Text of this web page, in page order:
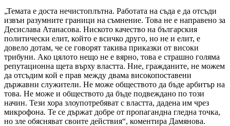
„Темата е доста нечистоплътна. Работата на съда е да отсъди
извън разумните граници на съмнение. Това не е направено за
Десислава Атанасова. Ниското качество на българския
политически елит, който е всичко друго, но не и елит, е
довело дотам, че се говорят такива приказки от високи
трибуни. Ако цялото нещо не е вярно, това е страшно голяма
репутационна щета върху властта. Ние, гражданите, не можем
да отсъдим кой е прав между двама високопоставени
държавни служители. Не може обществото да бъде арбитър на
това. Не може и обществото да бъде подвеждано по този
начин. Тези хора злоупотребяват с властта, дадена им чрез
микрофона. Те се държат добре от пропагандна гледна точка,
но зле обясняват своите действия“, коментира Дамянова.